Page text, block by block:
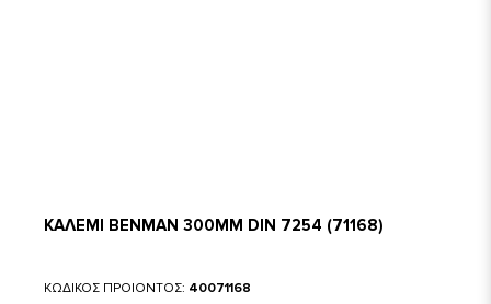
ΚΑΛΕΜΙ BENMAN 300MM DIN 7254 (71168)
ΚΩΔΙΚΟΣ ΠΡΟΙΟΝΤΟΣ: 40071168